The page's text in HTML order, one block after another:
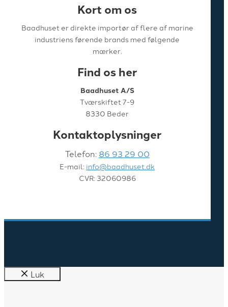
Kort om os
Baadhuset er direkte importør af flere af marine
industriens førende brands med følgende
mærker.
Find os her
Baadhuset A/S
Tværskiftet 7-9
8330 Beder
Kontaktoplysninger
Telefon: 86 93 29 00
E-mail: info@baadhuset.dk
CVR: 32060986
Luk